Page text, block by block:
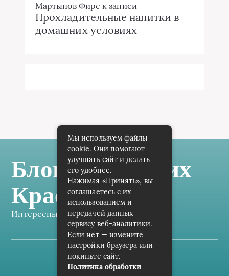
Мартынов Фирс к записи
Прохладительные напитки в
домашних условиях
Блог Самарских
Краеведов
Интересные заметки каждый день
Карта сайта
Мы используем файлы
cookie. Они помогают
улучшать сайт и делать
его удобнее.
Нажимая «Принять», вы
соглашаетесь с их
использованием и
передачей данных
сервису веб-аналитики.
Если нет — измените
настройки браузера или
покиньте сайт.
Политика обработки